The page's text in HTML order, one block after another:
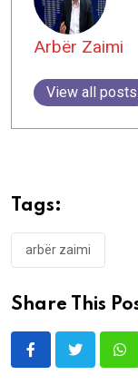
Arbër Zaimi
View all posts
Tags:
arbër zaimi
Share This